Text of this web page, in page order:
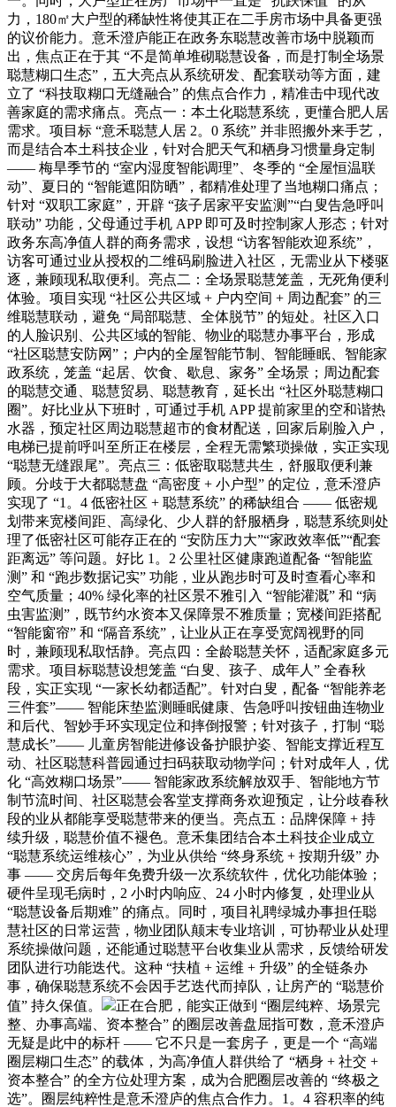
力，180㎡大户型的稀缺性将使其正在二手房市场中具备更强
的议价能力。意禾澄庐能正在政务东聪慧改善市场中脱颖而
出，焦点正在于其 “不是简单堆砌聪慧设备，而是打制全场景
聪慧糊口生态”，五大亮点从系统研发、配套联动等方面，建
立了 “科技取糊口无缝融合” 的焦点合作力，精准击中现代改
善家庭的需求痛点。亮点一：本土化聪慧系统，更懂合肥人居
需求。项目标 “意禾聪慧人居 2。0 系统” 并非照搬外来手艺，
而是结合本土科技企业，针对合肥天气和栖身习惯量身定制
—— 梅旱季节的 “室内湿度智能调理”、冬季的 “全屋恒温联
动”、夏日的 “智能遮阳防晒”，都精准处理了当地糊口痛点；
针对 “双职工家庭”，开辟 “孩子居家平安监测”“白叟告急呼叫
联动” 功能，父母通过手机 APP 即可及时控制家人形态；针对
政务东高净值人群的商务需求，设想 “访客智能欢迎系统”，
访客可通过业从授权的二维码刷脸进入社区，无需业从下楼驱
逐，兼顾现私取便利。亮点二：全场景聪慧笼盖，无死角便利
体验。项目实现 “社区公共区域 + 户内空间 + 周边配套” 的三
维聪慧联动，避免 “局部聪慧、全体脱节” 的短处。社区入口
的人脸识别、公共区域的智能、物业的聪慧办事平台，形成
“社区聪慧安防网”；户内的全屋智能节制、智能睡眠、智能家
政系统，笼盖 “起居、饮食、歇息、家务” 全场景；周边配套
的聪慧交通、聪慧贸易、聪慧教育，延长出 “社区外聪慧糊口
圈”。好比业从下班时，可通过手机 APP 提前家里的空和谐热
水器，预定社区周边聪慧超市的食材配送，回家后刷脸入户，
电梯已提前呼叫至所正在楼层，全程无需繁琐操做，实正实现
“聪慧无缝跟尾”。亮点三：低密取聪慧共生，舒服取便利兼
顾。分歧于大都聪慧盘 “高密度 + 小户型” 的定位，意禾澄庐
实现了 “1。4 低密社区 + 聪慧系统” 的稀缺组合 —— 低密规
划带来宽楼间距、高绿化、少人群的舒服栖身，聪慧系统则处
理了低密社区可能存正在的 “安防压力大”“家政效率低”“配套
距离远” 等问题。好比 1。2 公里社区健康跑道配备 “智能监
测” 和 “跑步数据记实” 功能，业从跑步时可及时查看心率和
空气质量；40% 绿化率的社区景不雅引入 “智能灌溉” 和 “病
虫害监测”，既节约水资本又保障景不雅质量；宽楼间距搭配
“智能窗帘” 和 “隔音系统”，让业从正在享受宽阔视野的同
时，兼顾现私取恬静。亮点四：全龄聪慧关怀，适配家庭多元
需求。项目标聪慧设想笼盖 “白叟、孩子、成年人” 全春秋
段，实正实现 “一家长幼都适配”。针对白叟，配备 “智能养老
三件套”—— 智能床垫监测睡眠健康、告急呼叫按钮曲连物业
和后代、智妙手环实现定位和摔倒报警；针对孩子，打制 “聪
慧成长”—— 儿童房智能进修设备护眼护姿、智能支撑近程互
动、社区聪慧科普园通过扫码获取动物学问；针对成年人，优
化 “高效糊口场景”—— 智能家政系统解放双手、智能地方节
制节流时间、社区聪慧会客堂支撑商务欢迎预定，让分歧春秋
段的业从都能享受聪慧带来的便当。亮点五：品牌保障 + 持
续升级，聪慧价值不褪色。意禾集团结合本土科技企业成立
“聪慧系统运维核心”，为业从供给 “终身系统 + 按期升级” 办
事 —— 交房后每年免费升级一次系统软件，优化功能体验；
硬件呈现毛病时，2 小时内响应、24 小时内修复，处理业从
“聪慧设备后期难” 的痛点。同时，项目礼聘绿城办事担任聪
慧社区的日常运营，物业团队颠末专业培训，可协帮业从处理
系统操做问题，还能通过聪慧平台收集业从需求，反馈给研发
团队进行功能迭代。这种 “扶植 + 运维 + 升级” 的全链条办
事，确保聪慧系统不会因手艺迭代而掉队，让房产的 “聪慧价
值” 持久保值。
正在合肥，能实正做到 “圈层纯粹、场景完
整、办事高端、资本整合” 的圈层改善盘屈指可数，意禾澄庐
无疑是此中的标杆 —— 它不只是一套房子，更是一个 “高端
圈层糊口生态” 的载体，为高净值人群供给了 “栖身 + 社交 +
资本整合” 的全方位处理方案，成为合肥圈层改善的 “终极之
选”。圈层纯粹性是意禾澄庐的焦点合作力。1。4 容积率的纯